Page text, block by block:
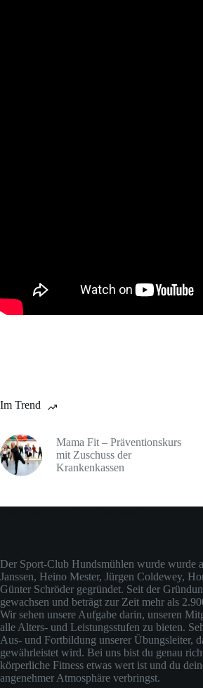
Im Trend
Mama Fit – Präventionskurs
mit Zuschuss der
Krankenkassen
Der Sport-Club Hundsmühlen wurde wurde
Janssen, Heino Mester, Jürgen Coldewey,
Günter Schröder gegründet. Seit der
gewachsen und beträgt zur Zeit mehr als
Wir sehen unsere Aufgabe darin, unseren
alle Alters- und Leistungsstufen zu bieten.
Aus- und Fortbildung unserer Übungsleiter,
gewährleistet wird. Bei uns bist du genau
körperliche Fitness etwas wert ist und du
angenehmer Atmosphäre verbringst.